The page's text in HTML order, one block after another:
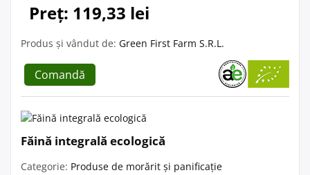
Preț: 119,33 lei
Produs și vândut de: Green First Farm S.R.L.
Comandă
Făină integrală ecologică
Categorie: Produse de morărit și panificație